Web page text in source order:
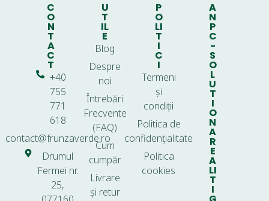
C
O
N
T
A
C
T
+40
755
771
618
contact@frunzaverde.ro
Drumul
Fermei nr.
25,
U
T
IL
E
Blog
Despre
noi
Întrebări
Frecvente
(FAQ)
Cum
cumpăr
Livrare
și retur
P
O
LI
T
I
C
I
Termeni
și
condiții
Politica de
confidențialitate
Politica
cookies
A
N
P
C
-
S
O
L
U
T
I
O
N
A
R
E
A
LI
T
I